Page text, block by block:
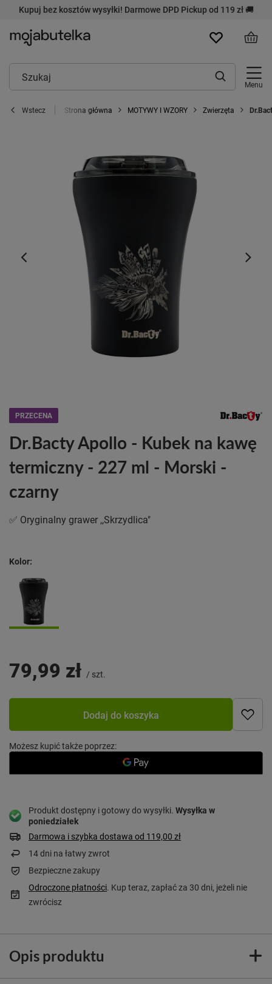
Kupuj bez kosztów wysyłki! Darmowe DPD Pickup od 119 zł 🚚
Menu
Wstecz Strona główna MOTYWY I WZORY Zwierzęta
PRZECENA
Dr.Bacty Apollo - Kubek na kawę
termiczny - 227 ml - Morski -
czarny
✅ Oryginalny grawer ,,Skrzydlica"
Kolor
79,99 zł / szt.
Dodaj do koszyka
Możesz kupić także poprzez:
Produkt dostępny i gotowy do wysyłki Wysyłka w
poniedziałek
Darmowa i szybka dostawa od 119,00 zł
14dni na łatwy zwrot
Bezpieczne zakupy
Odroczone płatności. Kup teraz, zapłać za 30 dni, jeżeli nie
zwrócisz
Opis produktu